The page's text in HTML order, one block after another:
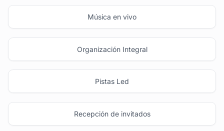
Música en vivo
Organización Integral
Pistas Led
Recepción de invitados